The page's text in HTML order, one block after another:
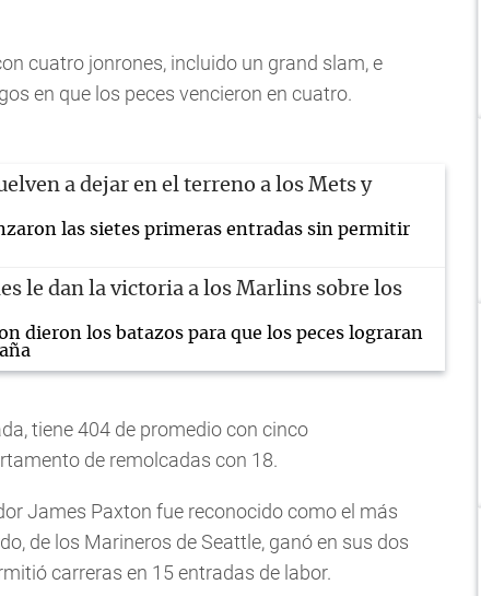
cuatro jonrones, incluido un grand slam, e
en que los peces vencieron en cuatro.
a dejar en el terreno a los Mets y
las sietes primeras entradas sin permitir
le dan la victoria a los Marlins sobre los
dieron los batazos para que los peces lograran
tiene 404 de promedio con cinco
de remolcadas con 18.
James Paxton fue reconocido como el más
de los Marineros de Seattle, ganó en sus dos
carreras en 15 entradas de labor.